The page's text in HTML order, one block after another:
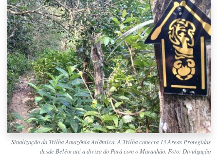
Sinalização da Trilha Amazônia Atlântica. A Trilha conecta 13 Áreas Protegidas
desde Belém até a divisa do Pará com o Maranhão. Foto: Divulgação